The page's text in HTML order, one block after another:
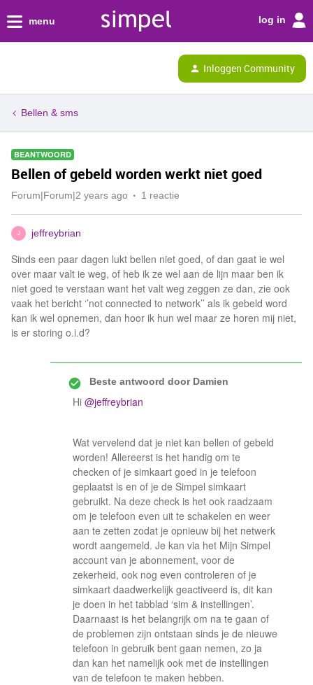
menu log in
Inloggen Community
Bellen & sms
BEANTWOORD
Bellen of gebeld worden werkt niet goed
Forum|Forum|2 years ago 1 reactie
J jeffreybrian
Sinds een paar dagen lukt bellen niet goed, of dan gaat ie wel
over maar valt ie weg, of heb ik ze wel aan de lijn maar ben ik
niet goed te verstaan want het valt weg zeggen ze dan, zie ook
vaak het bericht ‘’not connected to network’’ als ik gebeld word
kan ik wel opnemen, dan hoor ik hun wel maar ze horen mij niet,
is er storing o.i.d?
Beste antwoord doorDamien
Hi @jeffreybrian
Wat vervelend dat je niet kan bellen of gebeld
worden! Allereerst is het handig om te
checken of je simkaart goed in je telefoon
geplaatst is en of je de Simpel simkaart
gebruikt. Na deze check is het ook raadzaam
om je telefoon even uit te schakelen en weer
aan te zetten zodat je opnieuw bij het netwerk
wordt aangemeld. Je kan via het Mijn Simpel
account van je abonnement, voor de
zekerheid, ook nog even controleren of je
simkaart daadwerkelijk geactiveerd is, dit kan
je doen in het tabblad ‘sim & instellingen’.
Daarnaast is het belangrijk om na te gaan of
de problemen zijn ontstaan sinds je de nieuwe
telefoon in gebruik bent gaan nemen, zo ja
dan kan het namelijk ook met de instellingen
van de telefoon te maken hebben.